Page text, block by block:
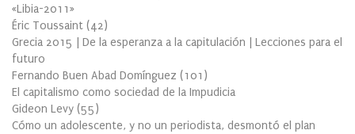
«Libia-2011»
Éric Toussaint (42)
Grecia 2015 | De la esperanza a la capitulación | Lecciones para el
futuro
Fernando Buen Abad Domínguez (101 )
El capitalismo como sociedad de la Impudicia
Gideon Levy (55)
Cómo un adolescente, y no un periodista, desmontó el plan